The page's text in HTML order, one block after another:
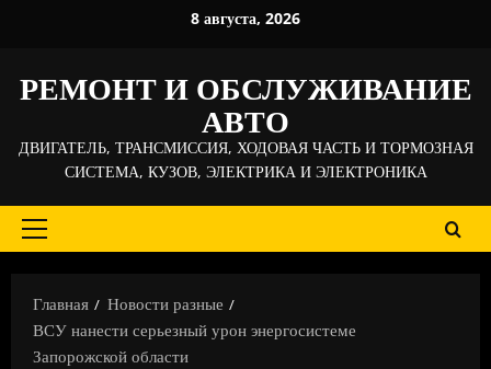
8 августа, 2026
РЕМОНТ И ОБСЛУЖИВАНИЕ
АВТО
ДВИГАТЕЛЬ, ТРАНСМИССИЯ, ХОДОВАЯ ЧАСТЬ И ТОРМОЗНАЯ
СИСТЕМА, КУЗОВ, ЭЛЕКТРИКА И ЭЛЕКТРОНИКА
Основное
Главная
Новости разные
ВСУ нанести серьезный урон энергосистеме
Запорожской области